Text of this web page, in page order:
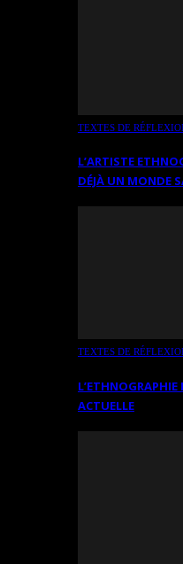
TEXTES DE
L’ARTISTE
DÉJÀ UN MONDE
TEXTES DE
L’ETHNOGRAPHIE
ACTUELLE